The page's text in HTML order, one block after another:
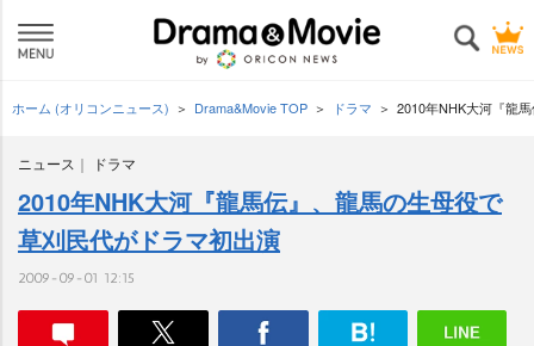
ホーム (オリコンニュース) Drama&Movie TOP ドラマ 2010年NHK大河『龍
ニュース ドラマ
2010年NHK大河『龍馬伝』、龍馬の生母役で
草刈民代がドラマ初出演
2009-09-01 12:15